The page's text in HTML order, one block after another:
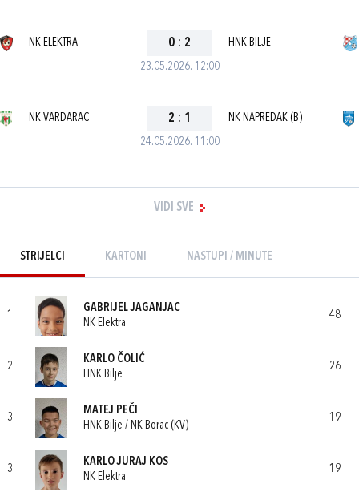
23.05.2026. 12:00
NK ELEKTRA 0 : 2 HNK BILJE
24.05.2026. 11:00
NK VARDARAC 2 : 1 NK NAPREDAK (B)
VIDI SVE
STRIJELCI KARTONI NASTUPI / MINUTE
1
GABRIJEL JAGANJAC
NK Elektra
48
2
KARLO ČOLIĆ
HNK Bilje
26
3
MATEJ PEČI
HNK Bilje / NK Borac (KV)
19
3
KARLO JURAJ KOS
NK Elektra
19